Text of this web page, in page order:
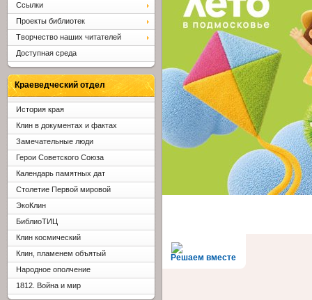
Решаем вместе
Ссылки
Проекты библиотек
Творчество наших читателей
Доступная среда
Краеведческий отдел
История края
Клин в документах и фактах
Замечательные люди
Герои Советского Союза
Календарь памятных дат
Столетие Первой мировой
ЭкоКлин
БиблиоТИЦ
Клин космический
Клин, пламенем объятый
Народное ополчение
1812. Война и мир